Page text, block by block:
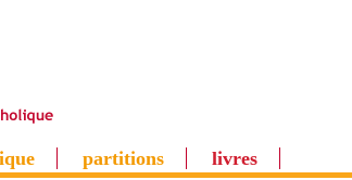
partitions livres